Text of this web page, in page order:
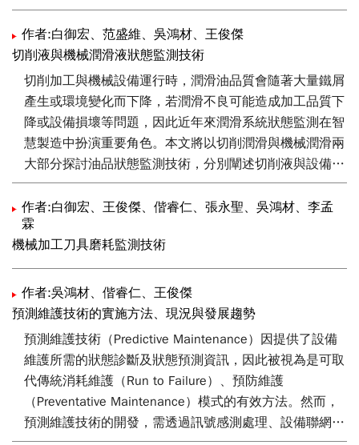
滑系統，確保成品維持在一定良率且機台維持良好健康狀
態，比起過往更節省人力且品質智慧化控管，能以數位平
台監測整個生產系統，因應未來更加蓬勃的沖壓製造產
線。
作者:白御宏、范盛維、吳鴻材、王俊傑
切削液與機械潤滑液狀態監測技術
切削加工與機械設備運行時，潤滑油品質會隨著大量鐵屑
產生或環境變化而下降，若潤滑不良可能造成加工品質下
降或設備損壞等問題，因此近年來潤滑系統狀態監測在智
慧製造中扮演重要角色。本文將以切削潤滑與機械潤滑兩
大部分探討油品狀態監測技術，分別闡述切削液與設備潤
滑液物理性質與品質之關係以及各感測器選擇原由。最後
感測器資料皆由線上監測平台顯示，使用者能自定義警戒
閾值，長期觀察各物理指標與油品品質之關係，建立補油
或換油警告基準。
作者:白御宏、王俊傑、偕睿仁、張永聖、吳鴻材、李孟
霖
機械加工刀具磨耗監測技術
作者:吳鴻材、偕睿仁、王俊傑
預測維護技術的實施方法、現況與發展趨勢
預測維護技術（Predictive Maintenance）因提供了設備
維護所需的狀態診斷及狀態預測資訊，因此被視為是可取
代傳統消耗維護（Run to Failure）、預防維護
（Preventative Maintenance）模式的有效方法。然而，
預測維護技術的開發，需透過訊號感測處理、設備聯網、